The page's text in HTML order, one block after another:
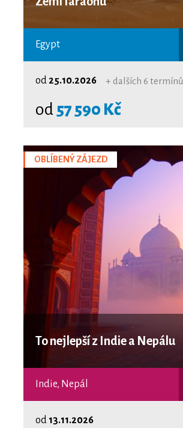
Egypt
od 25.10.2026 + dalších 6 termínů
od 57 590 Kč
OBLÍBENÝ ZÁJEZD
To nejlepší z Indie a Nepálu
Indie, Nepál
od 13.11.2026